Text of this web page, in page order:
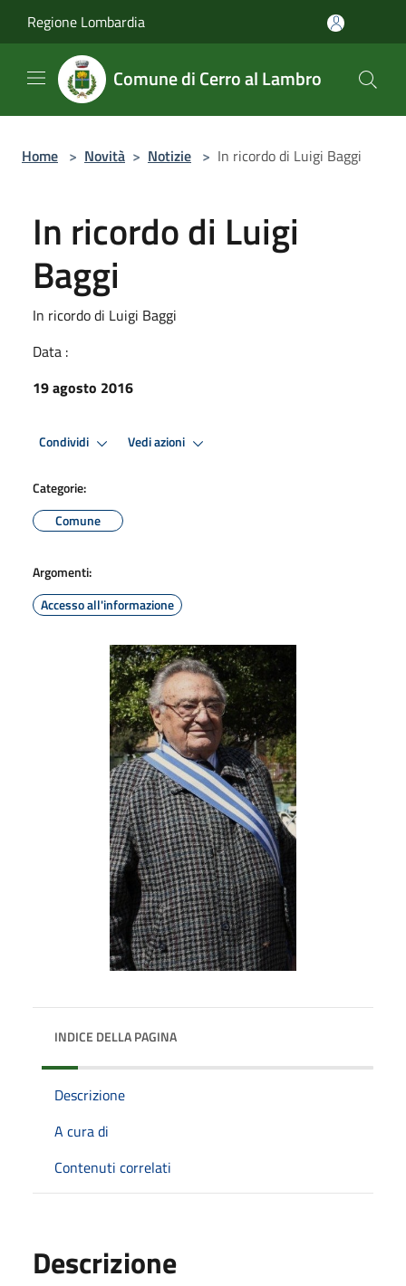
Regione Lombardia
Comune di Cerro al Lambro
Home > Novità > Notizie > In ricordo di Luigi Baggi
In ricordo di Luigi
Baggi
In ricordo di Luigi Baggi
Data :
19 agosto 2016
Condividi Vedi azioni
Categorie:
Comune
Argomenti:
Accesso all'informazione
INDICE DELLA PAGINA
Descrizione
A cura di
Contenuti correlati
Descrizione